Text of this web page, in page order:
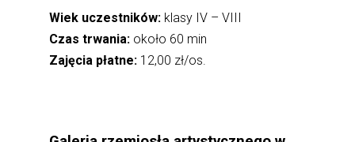
Wiek uczestników: klasy IV – VIII
Czas trwania: około 60 min
Zajęcia płatne: 12,00 zł/os.